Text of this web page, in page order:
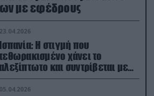
με εφέδρους
23.04.2026
Ισπανία: Η στιγμή που
χάνει το
και συντρίβεται με
στο έδαφος (βίντεο)
05.04.2026